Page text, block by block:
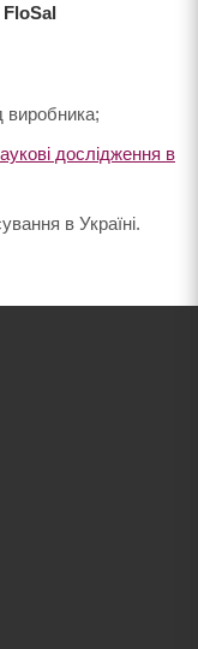
виробника;
дослідження в
в Україні.